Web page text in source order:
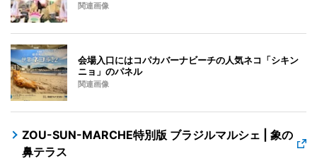
関連画像
会場入口にはコパカバーナビーチの人気ネコ「シキン
ニョ」のパネル
関連画像
ZOU-SUN-MARCHE特別版 ブラジルマルシェ | 象の
鼻テラス